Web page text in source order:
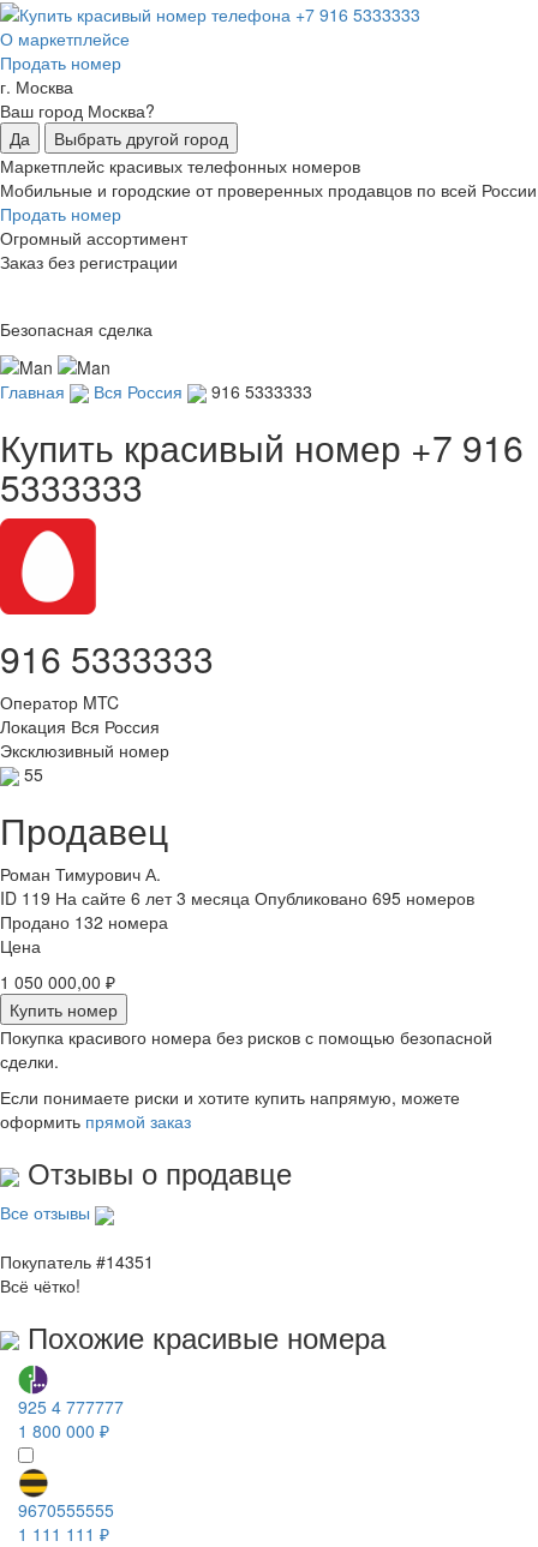
О маркетплейсе
Продать номер
г. Москва
Ваш город Москва?
Да
Выбрать другой город
Маркетплейс красивых телефонных номеров
Мобильные и городские от проверенных продавцов по всей России
Продать номер
Огромный ассортимент
Заказ без регистрации
Безопасная сделка
Главная Вся Россия 916 5333333
Купить красивый номер +7 916
5333333
916 5333333
Оператор MTC
Локация Вся Россия
Эксклюзивный номер
55
Продавец
Роман Тимурович А.
ID 119 На сайте 6 лет 3 месяца Опубликовано 695 номеров
Продано 132 номера
Цена
1 050 000,00 ₽
Купить номер
Покупка красивого номера без рисков с помощью безопасной
сделки.
Если понимаете риски и хотите купить напрямую, можете
оформить прямой заказ
Отзывы о продавце
Все отзывы
Покупатель #14351
Всё чётко!
Похожие красивые номера
925 4 777777
1 800 000 ₽
9670555555
1 111 111 ₽